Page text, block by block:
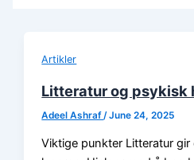
Artikler
Litteratur og psykisk
Adeel Ashraf /June 24, 2025
Viktige punkter Litteratur